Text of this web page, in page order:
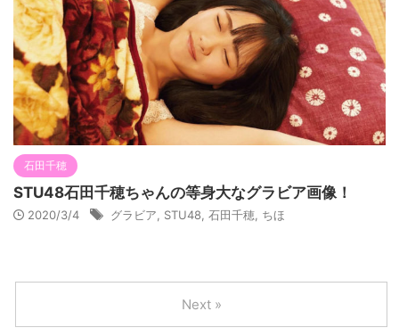
石田千穂
STU48石田千穂ちゃんの等身大なグラビア画像！
2020/3/4 グラビア STU48 石田千穂 ちほ
Next »